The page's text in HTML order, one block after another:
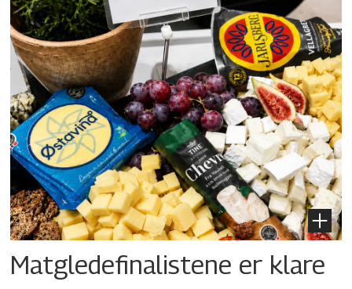
Matgledefinalistene er klare